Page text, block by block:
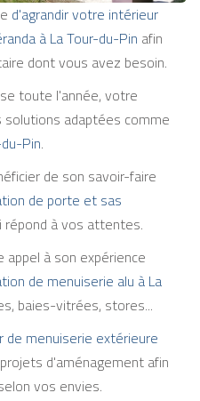
d'agrandir votre intérieur
à La Tour-du-Pin afin
dont vous avez besoin.
toute l'année, votre
adaptées comme
Pin.
de son savoir-faire
de porte et sas
répond à vos attentes.
à son expérience
de menuiserie alu à La
baies-vitrées, stores...
menuiserie extérieure
d'aménagement afin
vos envies.